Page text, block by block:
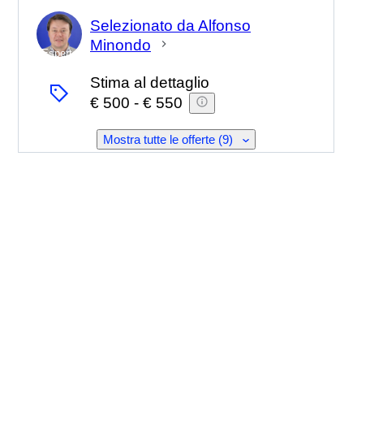
Esperto
Selezionato da Alfonso
Minondo
Stima al dettaglio
€ 500 - € 550
Mostra tutte le offerte (9)